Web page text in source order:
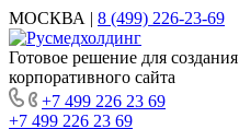
МОСКВА | 8 (499) 226-23-69
Готовое решение для создания
корпоративного сайта
+7 499 226 23 69
+7 499 226 23 69